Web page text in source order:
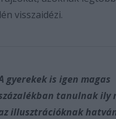
visszaidézi.
gyerekek is igen magas
tanulnak ily
illusztrációknak